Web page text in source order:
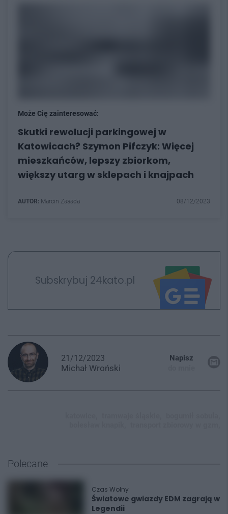
Może Cię zainteresować:
Skutki rewolucji parkingowej w
Katowicach? Szymon Pifczyk: Więcej
mieszkańców, lepszy zbiorkom,
większy utarg w sklepach i knajpach
AUTOR: Marcin Zasada 08/12/2023
Subskrybuj 24kato.pl
21/12/2023
Michał Wroński
Napisz
Polecane
Czas Wolny
Światowe gwiazdy EDM zagrają w
Legendii